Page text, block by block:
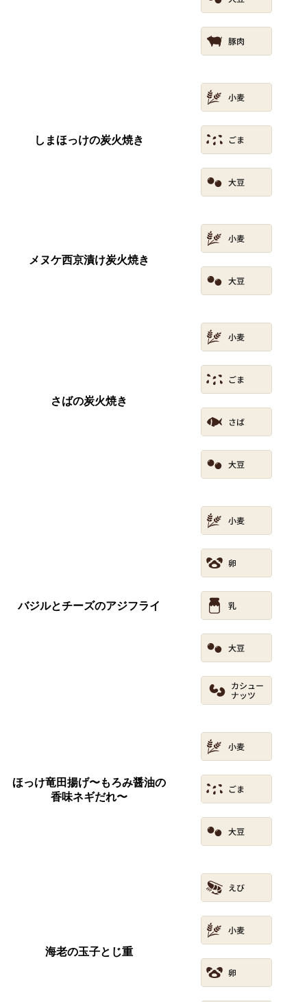
しまほっけの炭火焼き
メヌケ西京漬け炭火焼き
さばの炭火焼き
バジルとチーズのアジフライ
ほっけ竜田揚げ〜もろみ醤油の
香味ネギだれ〜
海老の玉子とじ重